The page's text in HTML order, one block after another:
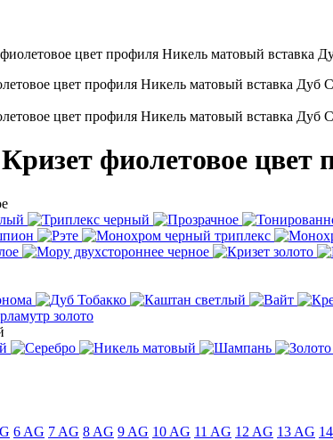
цвет профиля Никель матовый вставка
Кризет фиолетовое
6 AG 7 AG 8 AG 9 AG 10 AG 11 AG 12 AG 13 AG